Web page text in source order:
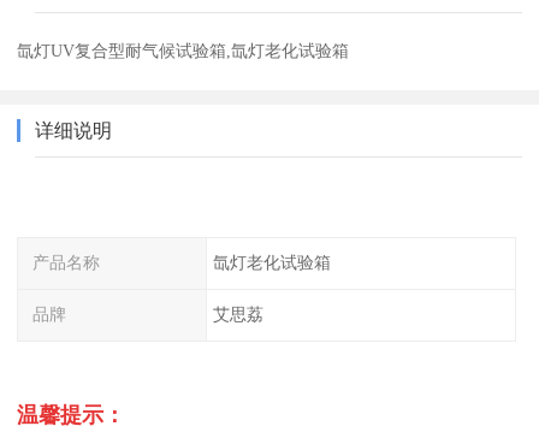
氙灯UV复合型耐气候试验箱,氙灯老化试验箱
详细说明
产品名称 氙灯老化试验箱
品牌 艾思荔
温馨提示：